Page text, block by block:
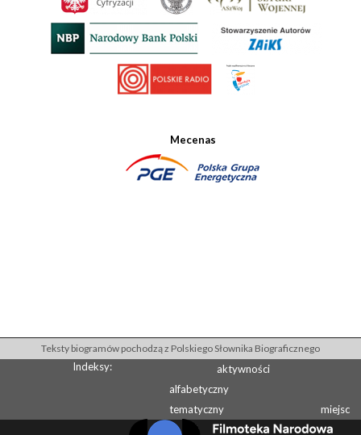
Mecenas
Teksty biogramów pochodzą z Polskiego Słownika Biograficznego
Indeksy:
aktywności
alfabetyczny
tematyczny
miejsc